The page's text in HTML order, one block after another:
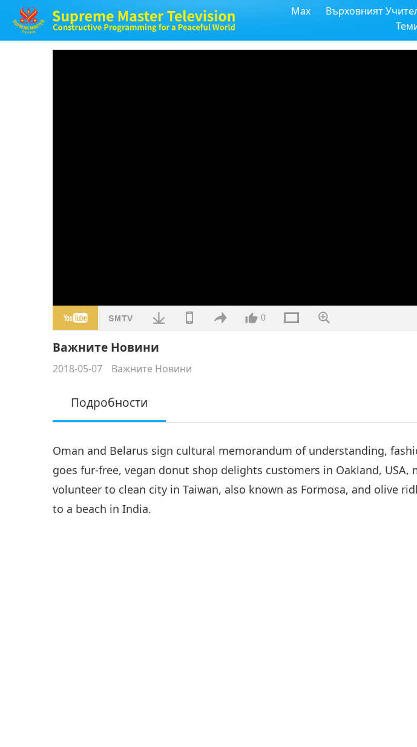
Max Върховният
0
Важните Новини
2018-05-07 Важните Новини
Подробности
Oman and Belarus sign cultural memorandum of understanding,
goes fur-free, vegan donut shop delights customers in Oakland, USA,
volunteer to clean city in Taiwan, also known as Formosa, and olive
to a beach in India.